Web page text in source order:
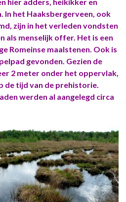
In het Haaksbergerveen, ook
zijn in het verleden vondsten
als menselijk offer. Het is een
Romeinse maalstenen. Ook is
gevonden. Gezien de
2 meter onder het oppervlak,
de tijd van de prehistorie.
werden al aangelegd circa